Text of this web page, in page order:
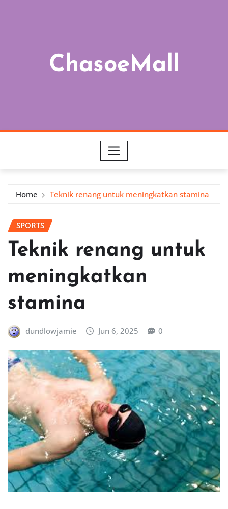
ChasoeMall
Home Teknik renang untuk meningkatkan stamina
SPORTS
Teknik renang untuk
meningkatkan
stamina
dundlowjamie Jun 6, 2025 0